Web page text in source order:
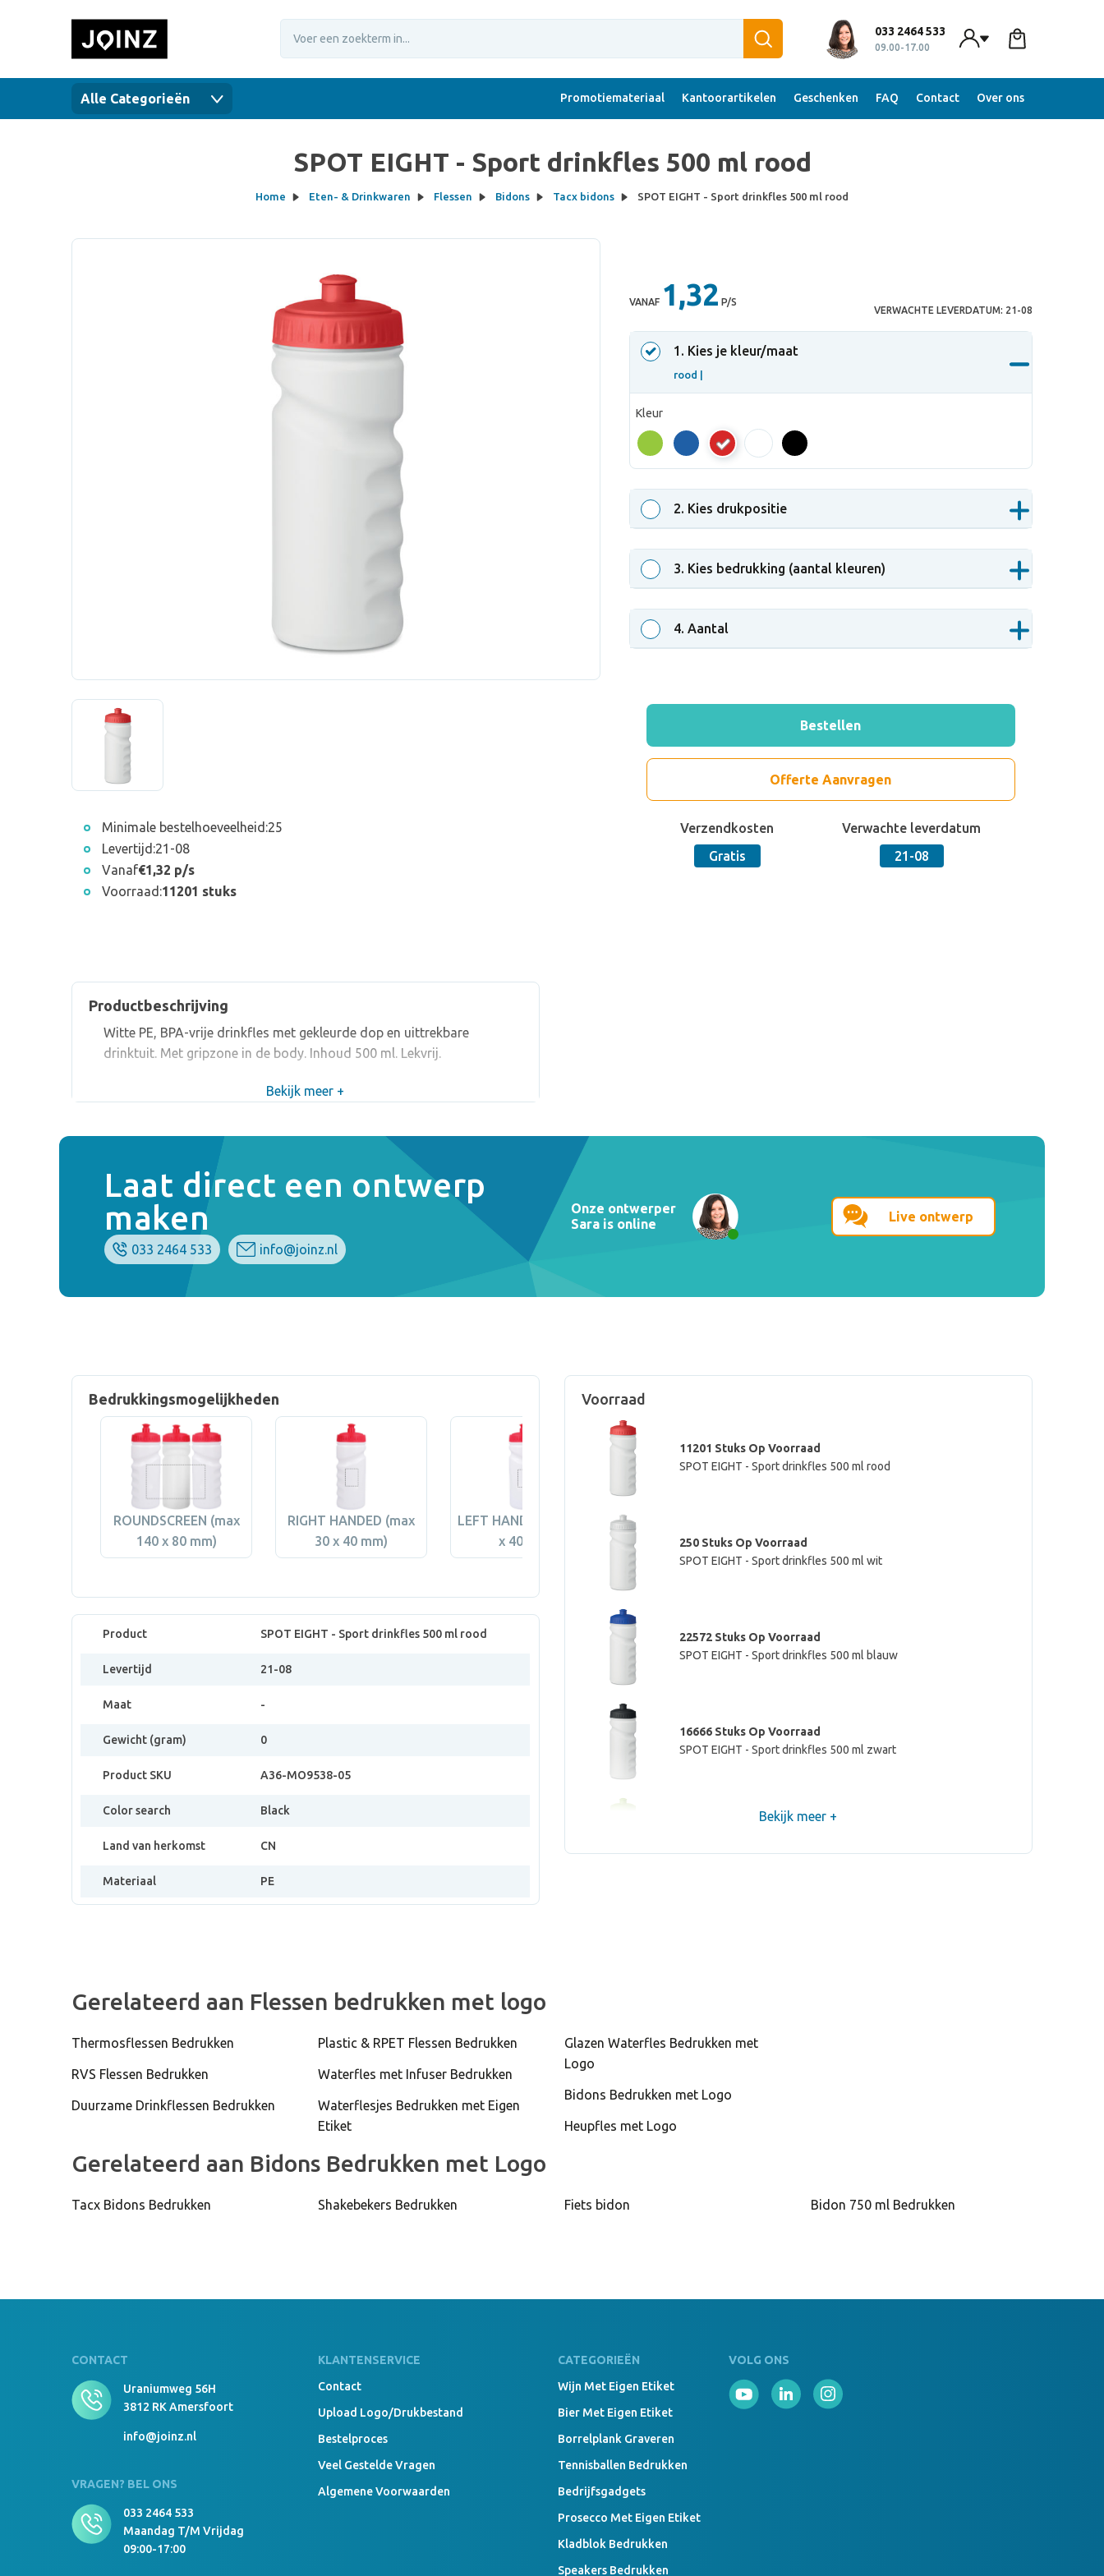
033 2464 533
09.00-17.00
Alle Categorieën Promotiemateriaal Kantoorartikelen Geschenken FAQ Contact Over ons
SPOT EIGHT - Sport drinkfles 500 ml rood
Home Eten- & Drinkwaren Flessen Bidons Tacx bidons SPOT EIGHT - Sport drinkfles 500 ml rood
Minimale bestelhoeveelheid:25
Levertijd:21-08
Vanaf€1,32 p/s
Voorraad:11201 stuks
VANAF 1,32 P/S
VERWACHTE LEVERDATUM: 21-08
1 . Kies je kleur/maat
rood |
Kleur
rood
2. Kies drukpositie
3. Kies bedrukking (aantal kleuren)
4. Aantal
Bestellen
Offerte Aanvragen
Verzendkosten
Gratis
Verwachte leverdatum
21-08
Productbeschrijving
Witte PE, BPA-vrije drinkfles met gekleurde dop en uittrekbare
drinktuit. Met gripzone in de body. Inhoud 500 ml. Lekvrij.
Bekijk meer +
Laat direct een ontwerp
maken
033 2464 533 info@joinz.nl
Onze ontwerper
Sara is online
Live ontwerp
Bedrukkingsmogelijkheden
ROUNDSCREEN (max
140 x 80 mm)
RIGHT HANDED (max
30 x 40 mm)
LEFT HANDED (max 30
x 40 mm)
140 x 80 mm)
Product SPOT EIGHT - Sport drinkfles 500 ml rood
Levertijd 21-08
Maat -
Gewicht (gram) 0
Product SKU A36-MO9538-05
Color search Black
Land van herkomst CN
Materiaal PE
Voorraad
11201 Stuks Op Voorraad
SPOT EIGHT - Sport drinkfles 500 ml rood
250 Stuks Op Voorraad
SPOT EIGHT - Sport drinkfles 500 ml wit
22572 Stuks Op Voorraad
SPOT EIGHT - Sport drinkfles 500 ml blauw
16666 Stuks Op Voorraad
SPOT EIGHT - Sport drinkfles 500 ml zwart
23357 Stuks Op Voorraad
Bekijk meer +
Gerelateerd aan Flessen bedrukken met logo
Thermosflessen Bedrukken
RVS Flessen Bedrukken
Duurzame Drinkflessen Bedrukken
Plastic & RPET Flessen Bedrukken
Waterfles met Infuser Bedrukken
Waterflesjes Bedrukken met Eigen
Etiket
Glazen Waterfles Bedrukken met
Logo
Bidons Bedrukken met Logo
Heupfles met Logo
Gerelateerd aan Bidons Bedrukken met Logo
Tacx Bidons Bedrukken Shakebekers Bedrukken Fiets bidon Bidon 750 ml Bedrukken
CONTACT
Uraniumweg 56H
3812 RK Amersfoort
info@joinz.nl
VRAGEN? BEL ONS
033 2464 533
Maandag T/m Vrijdag
09:00-17:00
KLANTENSERVICE
Contact
Upload Logo/drukbestand
Bestelproces
Veel Gestelde Vragen
Algemene Voorwaarden
CATEGORIEËN
Wijn Met Eigen Etiket
Bier Met Eigen Etiket
Borrelplank Graveren
Tennisballen Bedrukken
Bedrijfsgadgets
Prosecco Met Eigen Etiket
Kladblok Bedrukken
Speakers Bedrukken
VOLG ONS